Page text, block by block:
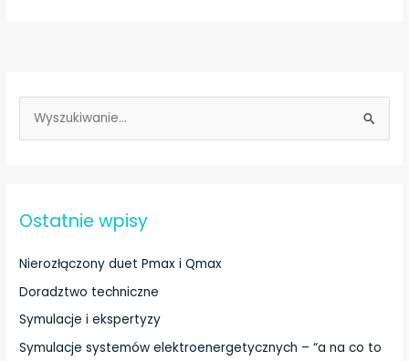
z
a
d
l
a
:
Ostatnie wpisy
Nierozłączony duet Pmax i Qmax
Doradztwo techniczne
Symulacje i ekspertyzy
Symulacje systemów elektroenergetycznych – “a na co to